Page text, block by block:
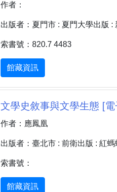
作者：
出版者：夏門市 : 夏門大學出版 :
索書號：820.7 4483
館藏資訊
文學史敘事與文學生態 [
作者：應鳳凰
出版者：臺北市 : 前衛出版 : 紅
索書號：
館藏資訊